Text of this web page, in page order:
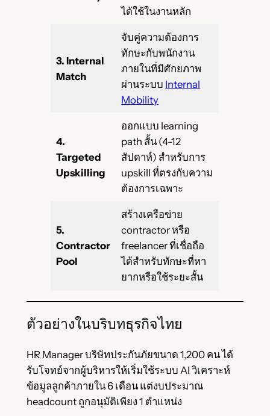
ได้ใช้ในงานหลัก
3. Internal
Match
จับคู่ความต้องการ
ทักษะกับพนักงาน
ภายในที่มีศักยภาพ
ผ่านระบบ Internal
Mobility
4.
Targeted
Upskilling
ออกแบบ learning
path สั้น (4-12
สัปดาห์) สำหรับการ
upskill ที่ตรงกับความ
ต้องการเฉพาะ
5.
Contractor
Pool
สร้างเครือข่าย
contractor หรือ
freelancer ที่เชื่อถือ
ได้สำหรับทักษะที่หา
ยากหรือใช้ระยะสั้น
ตัวอย่างในบริบทธุรกิจไทย
HR Manager บริษัทประกันภัยขนาด 1,200 คน ได้
รับโจทย์จากผู้บริหารให้เริ่มใช้ระบบ AI วิเคราะห์
ข้อมูลลูกค้าภายใน 6 เดือน แต่งบประมาณ
headcount ถูกอนุมัติเพียง 1 ตำแหน่ง